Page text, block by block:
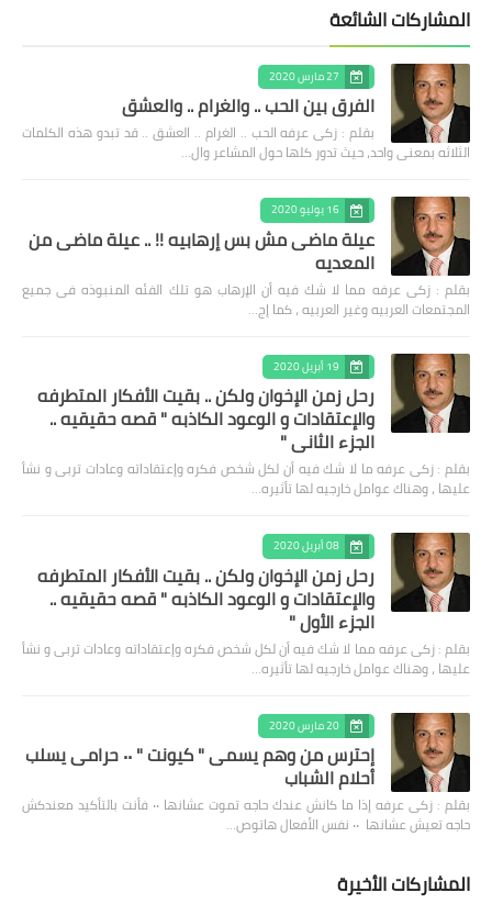
المشاركات الشائعة
27 مارس 2020
الفرق بين الحب .. والغرام .. والعشق
بقلم : زكى عرفه الحب .. الغرام .. العشق .. قد تبدو هذه الكلمات
الثلاثه بمعنى واحد، حيث تدور كلها حول المشاعر وال…
16 يوليو 2020
عيلة ماضى مش بس إرهابيه !! .. عيلة ماضى من
المعديه
بقلم : زكى عرفه مما لا شك فيه أن الإرهاب هو تلك الفئه المنبوذه فى جميع
المجتمعات العربيه وغير العربيه ، كما إج…
19 أبريل 2020
رحل زمن الإخوان ولكن .. بقيت الأفكار المتطرفه
والإعتقادات و الوعود الكاذبه " قصه حقيقيه ..
الجزء الثاني "
بقلم : زكى عرفه ‎ما لا شك فيه أن لكل شخص فكره وإعتقاداته وعادات تربى و نشأ
عليها ، وهناك عوامل خارجيه لها تأثيره…
08 أبريل 2020
رحل زمن الإخوان ولكن .. بقيت الأفكار المتطرفه
والإعتقادات و الوعود الكاذبه " قصه حقيقيه ..
الجزء الأول "
بقلم : زكى عرفه مما لا شك فيه أن لكل شخص فكره وإعتقاداته وعادات تربى و نشأ
عليها ، وهناك عوامل خارجيه لها تأثيره…
20 مارس 2020
إحترس من وهم يسمى " كيونت " ٠٠ حرامى يسلب
أحلام الشباب
بقلم : زكى عرفه ‎إذا ما كانش عندك حاجه تموت عشانها ٠٠ فأنت بالتأكيد معندكش
حاجه تعيش عشانها ٠٠ نفس الأفعال هاتوص…
المشاركات الأخيرة